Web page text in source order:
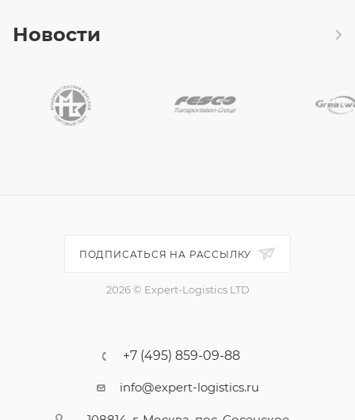
Новости
ПОДПИСАТЬСЯ НА РАССЫЛКУ
2026 © Expert-Logistics LTD
+7 (495) 859-09-88
info@expert-logistics.ru